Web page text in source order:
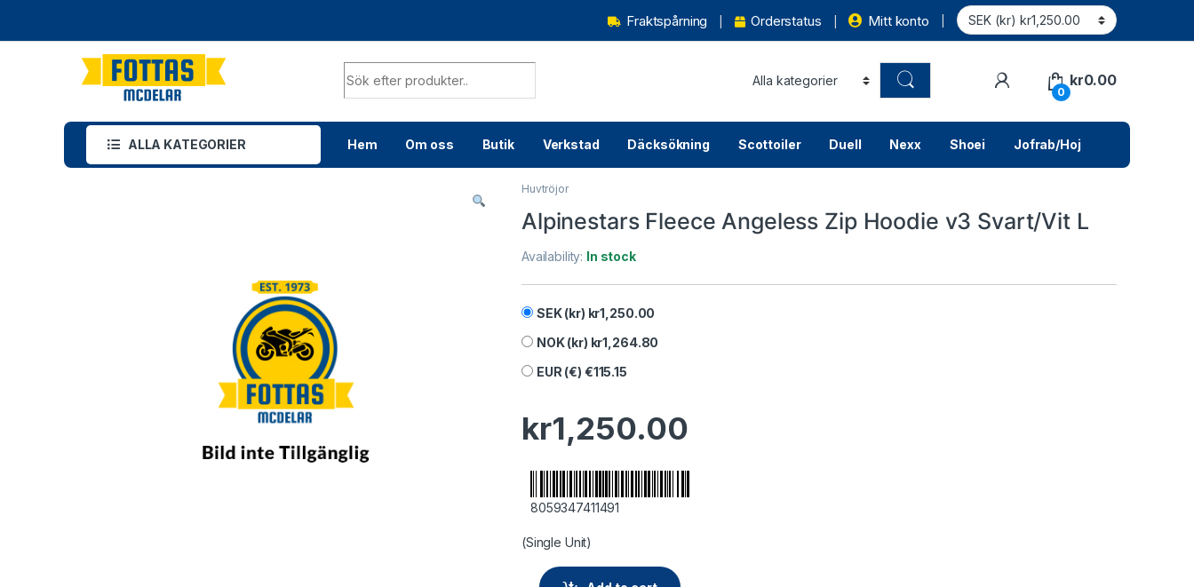
Fraktspårning Orderstatus Mitt konto
0
kr0.00
ALLA KATEGORIER Hem Om oss Butik Verkstad Däcksökning Scottoiler Duell Nexx Shoei Jofrab/Hoj
Huvtröjor
Alpinestars Fleece Angeless Zip Hoodie v3 Svart/Vit L
Availability: In stock
SEK (kr) kr1,250.00
NOK (kr) kr1,264.80
EUR (€) €115.15
kr1,250.00
8059347411491
(Single Unit)